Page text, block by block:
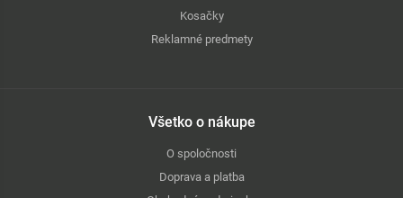
Kosačky
Reklamné predmety
Všetko o nákupe
O spoločnosti
Doprava a platba